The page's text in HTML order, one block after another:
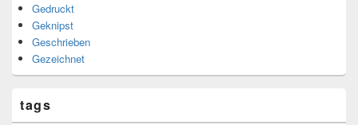
Gedruckt
Geknipst
Geschrieben
Gezeichnet
tags